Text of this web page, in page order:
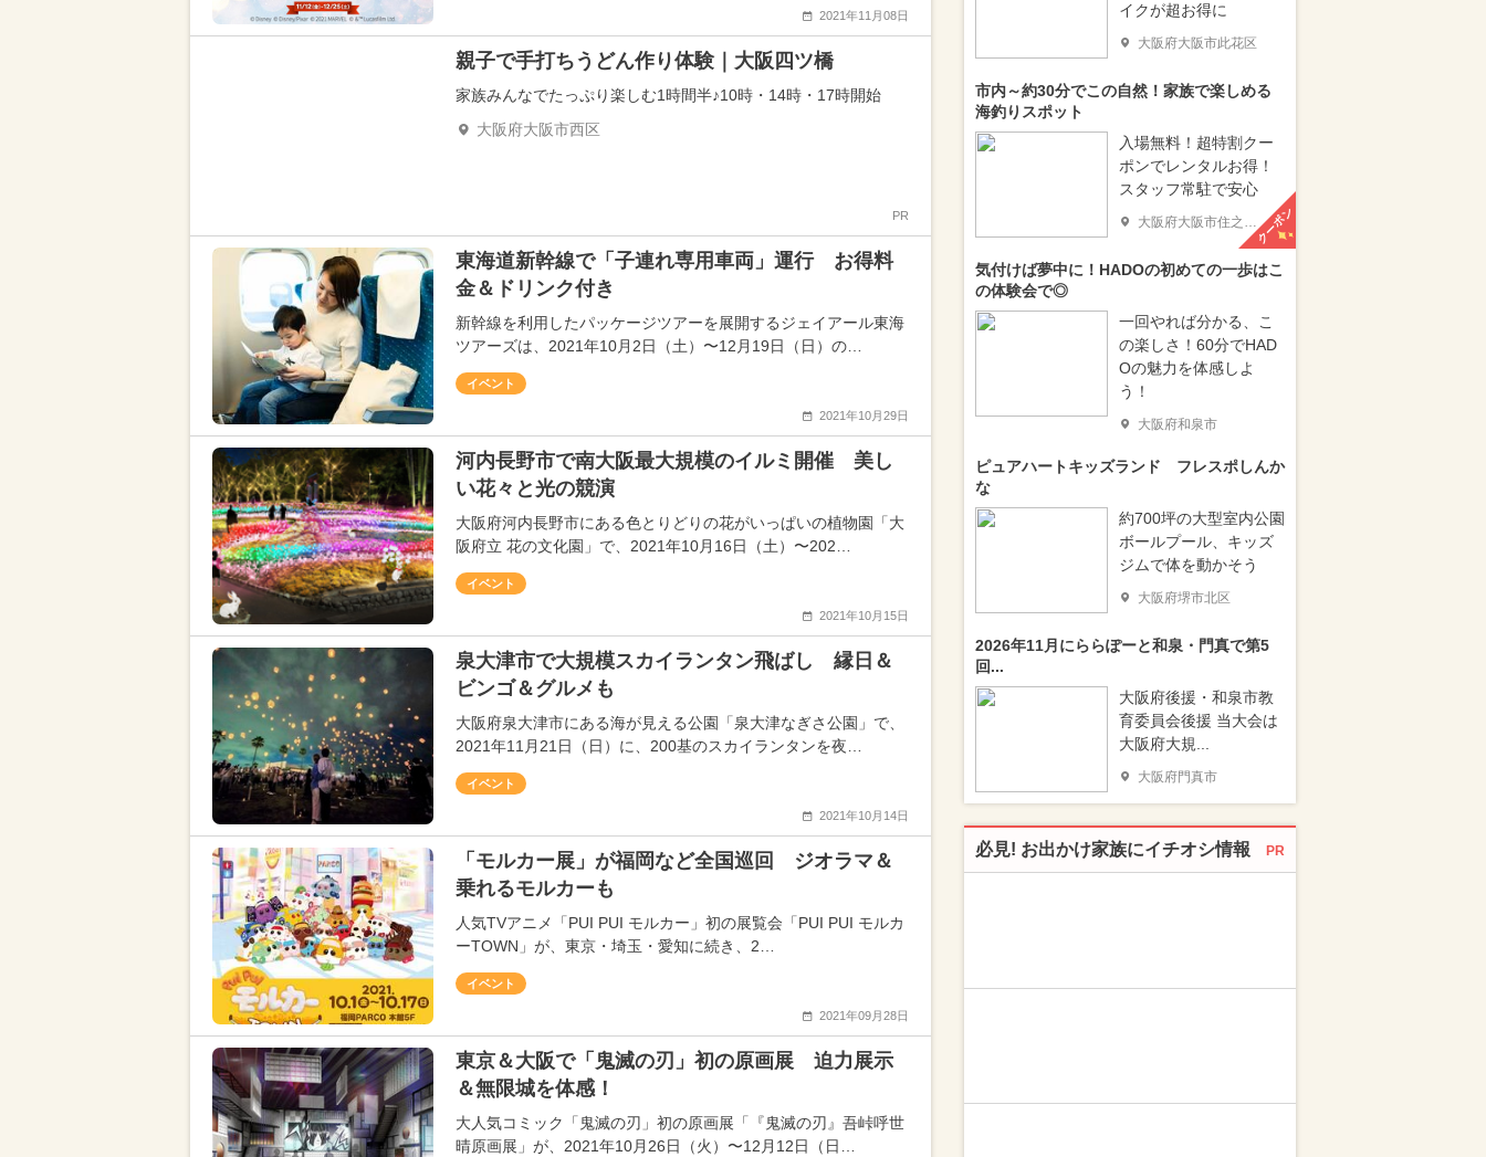
2021年11月08日
親子で手打ちうどん作り体験｜大阪四ツ橋
家族みんなでたっぷり楽しむ1時間半♪10時・14時・17時開始
大阪府大阪市西区
PR
東海道新幹線で「子連れ専用車両」運行 お得料
金＆ドリンク付き
新幹線を利用したパッケージツアーを展開するジェイアール東海
ツアーズは、2021年10月2日（土）〜12月19日（日）の…
イベント
2021年10月29日
河内長野市で南大阪最大規模のイルミ開催 美し
い花々と光の競演
大阪府河内長野市にある色とりどりの花がいっぱいの植物園「大
阪府立 花の文化園」で、2021年10月16日（土）〜202…
イベント
2021年10月15日
泉大津市で大規模スカイランタン飛ばし 縁日＆
ビンゴ＆グルメも
大阪府泉大津市にある海が見える公園「泉大津なぎさ公園」で、
2021年11月21日（日）に、200基のスカイランタンを夜…
イベント
2021年10月14日
「モルカー展」が福岡など全国巡回 ジオラマ＆
乗れるモルカーも
人気TVアニメ「PUI PUI モルカー」初の展覧会「PUI PUI モルカ
ーTOWN」が、東京・埼玉・愛知に続き、2…
イベント
2021年09月28日
東京＆大阪で「鬼滅の刃」初の原画展 迫力展示
＆無限城を体感！
大人気コミック「鬼滅の刃」初の原画展「『鬼滅の刃』吾峠呼世
晴原画展」が、2021年10月26日（火）〜12月12日（日…
イクが超お得に
大阪府大阪市此花区
市内～約30分でこの自然！家族で楽しめる
海釣りスポット
入場無料！超特割クー
ポンでレンタルお得！
スタッフ常駐で安心
大阪府大阪市住之江区 クーポン
気付けば夢中に！HADOの初めての一歩はこ
の体験会で◎
一回やれば分かる、こ
の楽しさ！60分でHAD
Oの魅力を体感しよ
う！
大阪府和泉市
ピュアハートキッズランド フレスポしんか
な
約700坪の大型室内公園
ボールプール、キッズ
ジムで体を動かそう
大阪府堺市北区
2026年11月にららぽーと和泉・門真で第5
回...
大阪府後援・和泉市教
育委員会後援 当大会は
大阪府大規...
大阪府門真市
必見! お出かけ家族にイチオシ情報 PR